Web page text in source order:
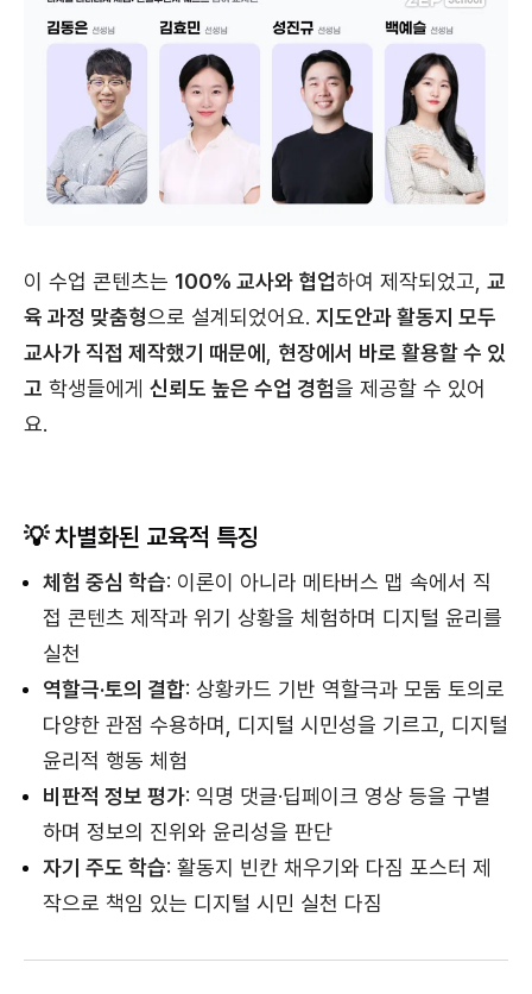
이 수업 콘텐츠는 100% 교사와 협업하여 제작되었고, 교
육 과정 맞춤형으로 설계되었어요. 지도안과 활동지 모두
교사가 직접 제작했기 때문에 , 현장에서 바로 활용할 수 있
고 학생들에게 신뢰도 높은 수업 경험을 제공할 수 있어
요.
💡 차별화된 교육적 특징
체험 중심 학습: 이론이 아니라 메타버스 맵 속에서 직
접 콘텐츠 제작과 위기 상황을 체험하며 디지털 윤리를
실천
역할극·토의 결합: 상황카드 기반 역할극과 모둠 토의로
다양한 관점 수용하며, 디지털 시민성을 기르고, 디지털
윤리적 행동 체험
비판적 정보 평가: 익명 댓글·딥페이크 영상 등을 구별
하며 정보의 진위와 윤리성을 판단
자기 주도 학습: 활동지 빈칸 채우기와 다짐 포스터 제
작으로 책임 있는 디지털 시민 실천 다짐